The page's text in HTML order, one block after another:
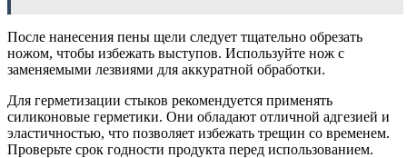
После нанесения пены щели следует тщательно обрезать
ножом, чтобы избежать выступов. Используйте нож с
заменяемыми лезвиями для аккуратной обработки.
Для герметизации стыков рекомендуется применять
силиконовые герметики. Они обладают отличной адгезией и
эластичностью, что позволяет избежать трещин со временем.
Проверьте срок годности продукта перед использованием.